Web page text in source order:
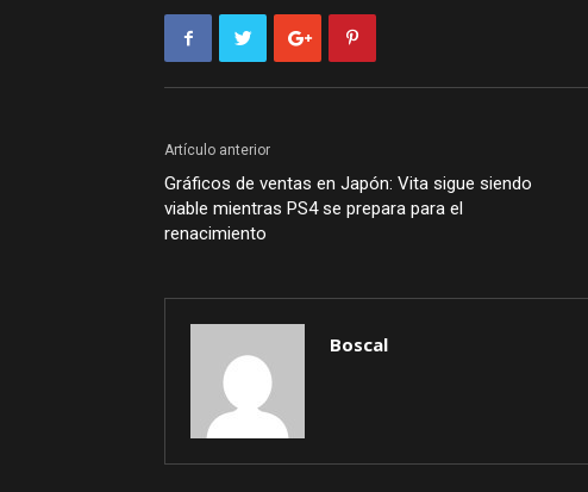
Artículo anterior
Gráficos de ventas en Japón: Vita sigue siendo
viable mientras PS4 se prepara para el
renacimiento
Boscal